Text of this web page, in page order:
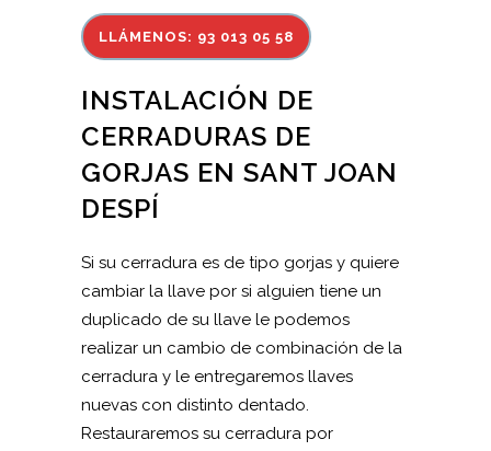
LLÁMENOS: 93 013 05 58
INSTALACIÓN DE
CERRADURAS DE
GORJAS EN SANT JOAN
DESPÍ
Si su cerradura es de tipo gorjas y quiere
cambiar la llave por si alguien tiene un
duplicado de su llave le podemos
realizar un cambio de combinación de la
cerradura y le entregaremos llaves
nuevas con distinto dentado.
Restauraremos su cerradura por